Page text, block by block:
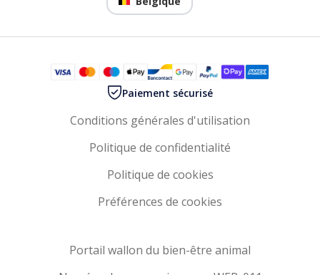
Paiement sécurisé
Conditions générales d'utilisation
Politique de confidentialité
Politique de cookies
Préférences de cookies
Portail wallon du bien-être animal